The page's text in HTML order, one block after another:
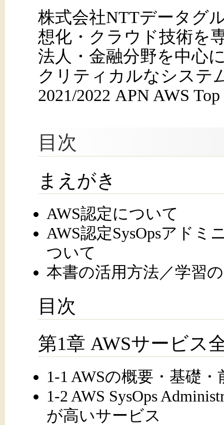
株式会社NTTデータグ
想化・クラウド技術を
法人・金融分野を中心
クリティカルなシステ
2021/2022 APN AWS
目次
まえがき
AWS認定について
AWS認定SysOpsアド
ついて
本書の活用方法／学習
目次
第1章 AWSサービス
1-1 AWSの概要・基礎・
1-2 AWS SysOps
が高いサービス